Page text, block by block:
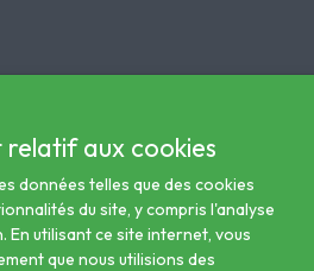
Pharmacie Homéopathie
relatif aux cookies
données telles que des cookies
du site, y compris l'analyse
En utilisant ce site internet, vous
que nous utilisions des